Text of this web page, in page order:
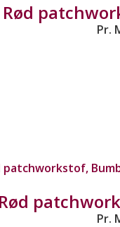
Rød
Pr.
Rød
Pr.